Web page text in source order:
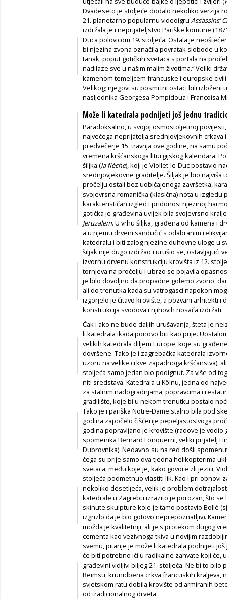
Dvadeseto je stoljeće dodalo nekoliko verzija
21. planetarno popularnu videoigru Assassins’
izdržala je i neprijateljstvo Pariške komune
Duca polovicom 19. stoljeća. Ostala je
bi njezina zvona označila povratak slobode u
tanak, poput gotičkih svetaca s portala na
nadilaze sve u našim malim životima.“ Veliki
kamenom temeljcem francuske i europske
Velikog; njegovi su posmrtni ostaci bili izloženi
nasljednika Georgesa Pompidoua i Françoisa
Može li katedrala podnijeti još jednu
Paradoksalno, u svojoj osmostoljetnoj
najvećega neprijatelja srednjovjekovnih crkava
predvečerje 15. travnja ove godine, na samu
vremena kršćanskoga liturgijskog kalendara.
šiljka (la flèche), koji je Viollet-le-Duc postavio
srednjovjekovne graditelje. Šiljak je bio najviša
pročelju ostali bez uobičajenoga završetka,
svojevrsna romanička (klasična) nota u
karakterističan izgled i pridonosi njezinoj
gotička je građevina uvijek bila svojevrsno
Jeruzalem. U vrhu šiljka, građena od kamena i
a u njemu drveni sandučić s odabranim
katedralu i biti zalog njezine duhovne uloge u
šiljak nije dugo izdržao i urušio se, ostavljajući
izvornu drvenu konstrukciju krovišta iz 12.
tornjeva na pročelju i ubrzo se pojavila
je bilo dovoljno da propadne golemo zvono,
ali do trenutka kada su vatrogasci napokon
izgorjelo je čitavo krovište, a pozvani arhitekti i
konstrukcija svodova i njihovih nosača izdržati.
Čak i ako ne bude daljih urušavanja, šteta je
li katedrala ikada ponovo biti kao prije.
velikih katedrala diljem Europe, koje su
dovršene. Tako je i zagrebačka katedrala
uzoru na velike crkve zapadnoga kršćanstva),
stoljeća samo jedan bio podignut. Za više od
niti sredstava. Katedrala u Kölnu, jedna od
za stalnim nadogradnjama, popravcima i
gradilište, koje bi u nekom trenutku postalo
Tako je i pariška Notre-Dame stalno bila pod
godina započelo čišćenje pepeljastosivoga
godina popravljano je krovište (radove je
spomenika Bernard Fonquerni, veliki prijatelj
Dubrovnika). Nedavno su na red došli
čega su prije samo dva tjedna helikopterima
svetaca, među koje je, kako govore zli jezici,
stoljeća podmetnuo vlastiti lik. Kao i pri obnovi
nekoliko desetljeća, velik je problem
katedrale u Zagrebu izrazito je porozan, što
skinute skulpture koje je tamo postavio Bollé
izgrizlo da je bio gotovo neprepoznatljiv).
možda je kvalitetniji, ali je s protekom dugog
cementa kao vezivnoga tkiva u novijim
svemu, pitanje je može li katedrala podnijeti
će biti potrebno ići u radikalne zahvate koji će,
građevini vidljivi biljeg 21. stoljeća. Ne bi to bilo
Reimsu, krunidbena crkva francuskih kraljeva,
svjetskom ratu dobila krovište od armiranih
od tradicionalnog drveta.